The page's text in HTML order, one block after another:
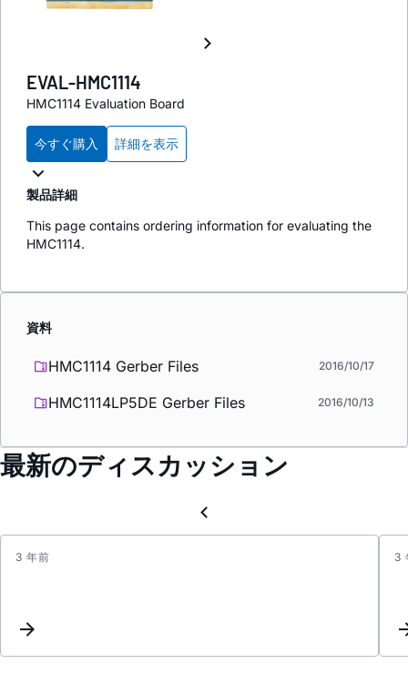
EVAL-HMC1114
HMC1114 Evaluation Board
今すぐ購入 詳細を表示
製品詳細
This page contains ordering information for evaluating the
HMC1114.
資料
HMC1114 Gerber Files 2016/10/17
HMC1114LP5DE Gerber Files 2016/10/13
最新のディスカッション
3 年前 3